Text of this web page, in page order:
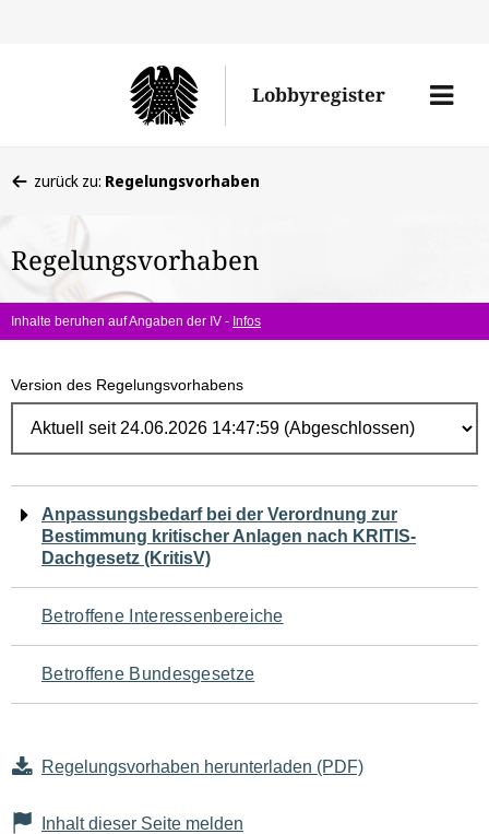
Lobbyregister
Menü
befinden
hier:
zurück zu: Regelungsvorhaben
Regelungsvorhaben
Inhalte beruhen auf Angaben der IV - Infos
Version des Regelungsvorhabens
Navigation
für
den
Seiteninhalt
Anpassungsbedarf bei der Verordnung zur
Bestimmung kritischer Anlagen nach KRITIS-
Dachgesetz (KritisV)
Betroffene Interessenbereiche
Betroffene Bundesgesetze
Regelungsvorhaben herunterladen (PDF)
Inhalt dieser Seite melden